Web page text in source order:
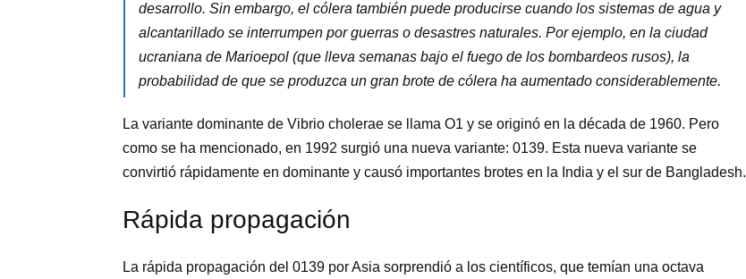
desarrollo. Sin embargo, el cólera también puede producirse cuando los sistemas de agua y
alcantarillado se interrumpen por guerras o desastres naturales. Por ejemplo, en la ciudad
ucraniana de Marioepol (que lleva semanas bajo el fuego de los bombardeos rusos), la
probabilidad de que se produzca un gran brote de cólera ha aumentado considerablemente.
La variante dominante de Vibrio cholerae se llama O1 y se originó en la década de 1960. Pero
como se ha mencionado, en 1992 surgió una nueva variante: 0139. Esta nueva variante se
convirtió rápidamente en dominante y causó importantes brotes en la India y el sur de Bangladesh.
Rápida propagación
La rápida propagación del 0139 por Asia sorprendió a los científicos, que temían una octava